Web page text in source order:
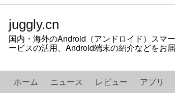
juggly.cn
国内・海外のAndroid（アンドロイド）スマ
ービスの活用、Android端末の紹介などをお
ホーム ニュース レビュー アプリ